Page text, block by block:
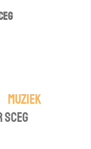
MUZIEK
SCEG